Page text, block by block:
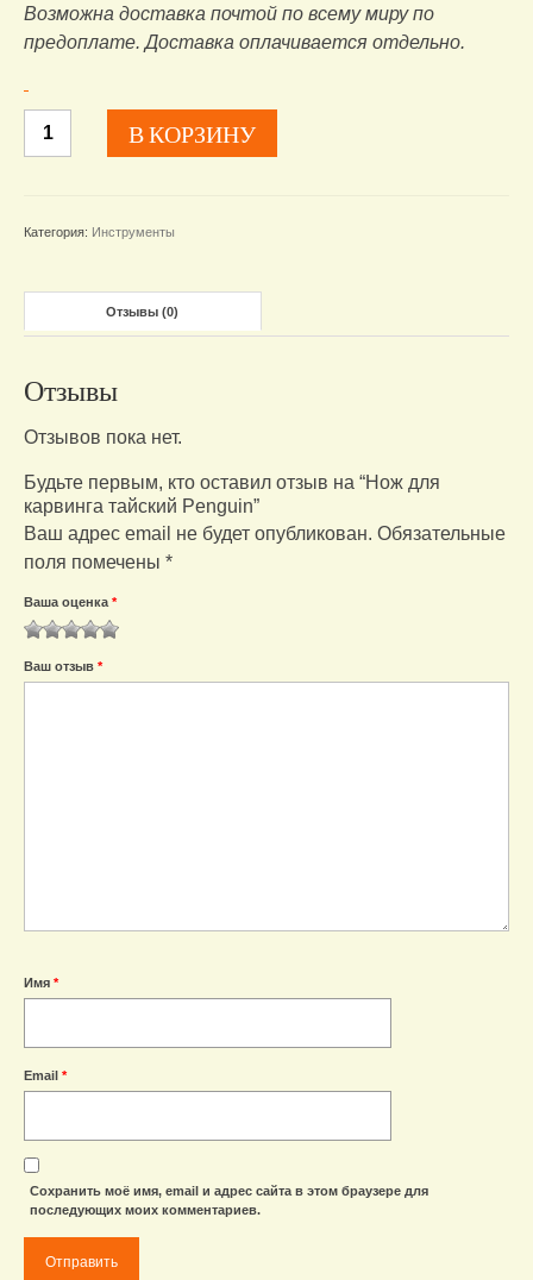
Возможна доставка почтой по всему миру по
предоплате. Доставка оплачивается отдельно.
товара
тайский
В КОРЗИНУ
Категория: Инструменты
Отзывы (0)
Отзывы
Отзывов пока нет.
Будьте первым, кто оставил отзыв на “Нож для
карвинга тайский Penguin”
Ваш адрес email не будет опубликован. Обязательные
поля помечены *
Ваша оценка *
Ваш отзыв *
Имя *
Email *
Сохранить моё имя, email и адрес сайта в этом браузере для
последующих моих комментариев.